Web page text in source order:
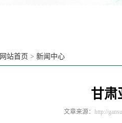
网站首页 > 新闻中心
甘肃
文章来源： http://